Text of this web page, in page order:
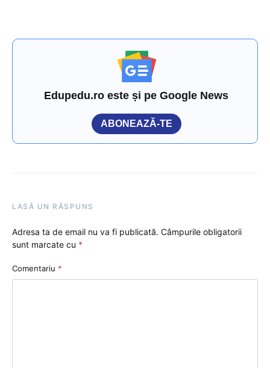
Edupedu.ro este și pe Google News
ABONEAZĂ-TE
LASĂ UN RĂSPUNS
Adresa ta de email nu va fi publicată. Câmpurile obligatorii
sunt marcate cu *
Comentariu *